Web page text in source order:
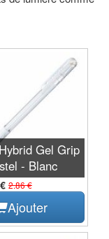
Gel Grip
- Blanc
2.86 €
Ajouter